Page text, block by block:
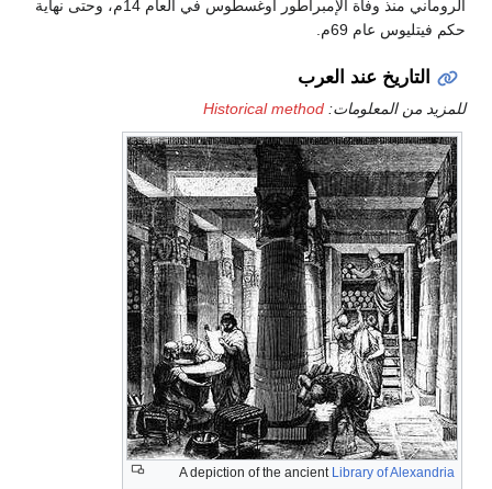
الروماني منذ وفاة الإمبراطور أوغسطوس في العام 14م، وحتى نهاية
حكم فيتليوس عام 69م.
التاريخ عند العرب
للمزيد من المعلومات: Historical method
A depiction of the ancient Library of Alexandria